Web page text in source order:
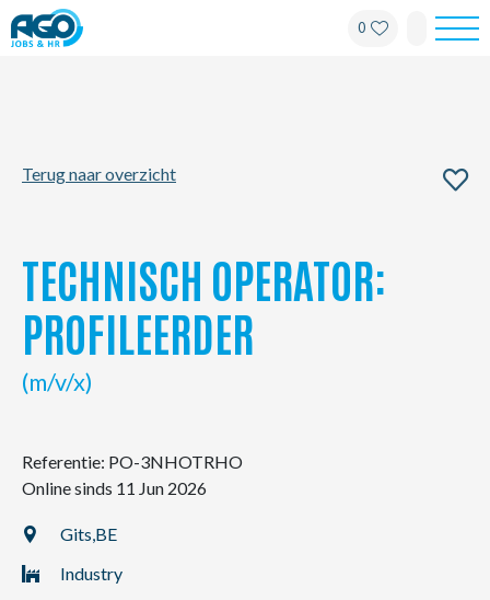
0
Kantoren
My AGO
NL FR EN
Terug naar overzicht
TECHNISCH OPERATOR:
PROFILEERDER
(m/v/x)
Referentie: PO-3NHOTRHO
Online sinds 11 Jun 2026
Gits,BE
Industry